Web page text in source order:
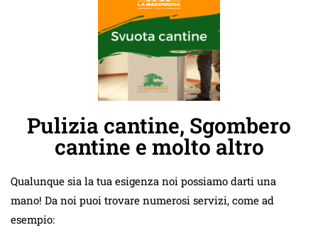
Pulizia cantine, Sgombero
cantine e molto altro
Qualunque sia la tua esigenza noi possiamo darti una
mano! Da noi puoi trovare numerosi servizi, come ad
esempio: